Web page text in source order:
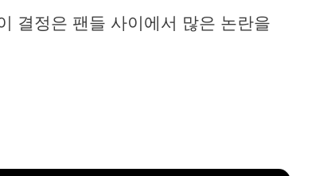
결정은 팬들 사이에서 많은 논란을